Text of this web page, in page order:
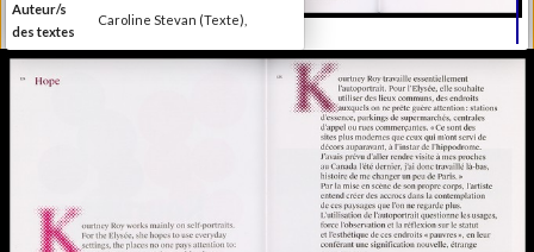
Auteur/s
des textes
Caroline Stevan (Texte),
Editeur
Musée de l'Elysée
Lieu
reliure
Information
Couleur, Noir & Blanc